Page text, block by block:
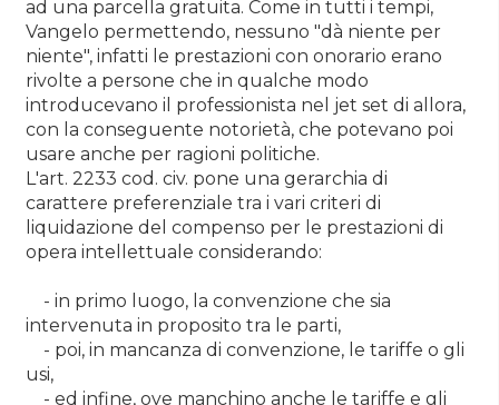
ad una parcella gratuita. Come in tutti i tempi,
Vangelo permettendo, nessuno "dà niente per
niente", infatti le prestazioni con onorario erano
rivolte a persone che in qualche modo
introducevano il professionista nel jet set di allora,
con la conseguente notorietà, che potevano poi
usare anche per ragioni politiche.
L'art. 2233 cod. civ. pone una gerarchia di
carattere preferenziale tra i vari criteri di
liquidazione del compenso per le prestazioni di
opera intellettuale considerando:
- in primo luogo, la convenzione che sia
intervenuta in proposito tra le parti,
- poi, in mancanza di convenzione, le tariffe o gli
usi,
- ed infine, ove manchino anche le tariffe e gli